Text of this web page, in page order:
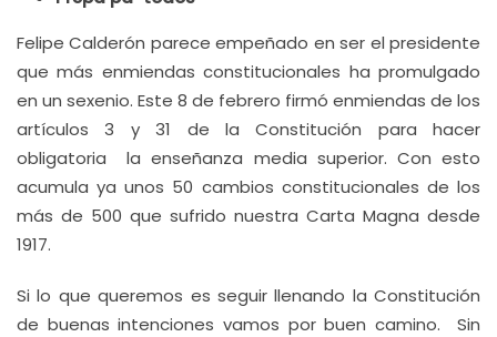
Felipe Calderón parece empeñado en ser el presidente
que más enmiendas constitucionales ha promulgado
en un sexenio. Este 8 de febrero firmó enmiendas de los
artículos 3 y 31 de la Constitución para hacer
obligatoria la enseñanza media superior. Con esto
acumula ya unos 50 cambios constitucionales de los
más de 500 que sufrido nuestra Carta Magna desde
1917.
Si lo que queremos es seguir llenando la Constitución
de buenas intenciones vamos por buen camino. Sin